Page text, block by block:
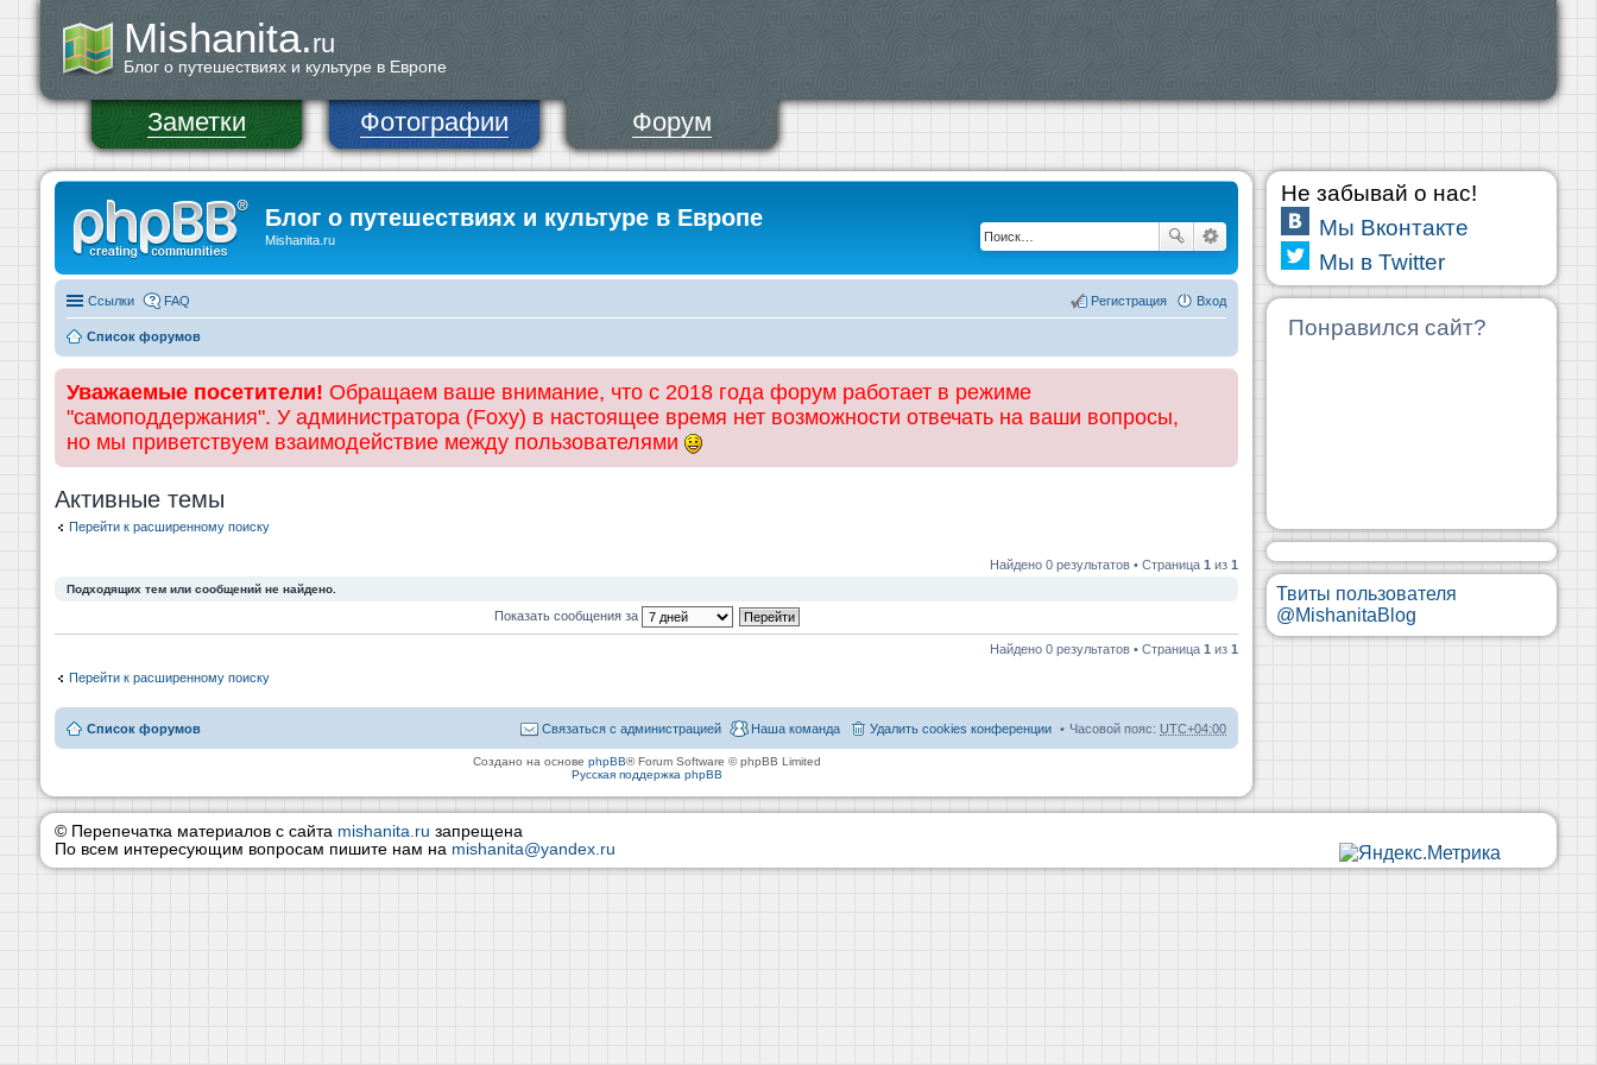
Mishanita.ru
Блог о путешествиях и культуре в Европе
Заметки Фотографии Форум
Блог о путешествиях и культуре в Европе
Mishanita.ru
Ссылки FAQ Вход
Регистрация
Список форумов
Уважаемые посетители! Обращаем ваше внимание, что с 2018 года форум работает в режиме
"самоподдержания". У администратора (Foxy) в настоящее время нет возможности отвечать на ваши вопросы,
но мы приветствуем взаимодействие между пользователями
Активные темы
Перейти к расширенному поиску
Найдено 0 результатов • Страница 1 из 1
Подходящих тем или сообщений не найдено.
Показать сообщения за
Найдено 0 результатов • Страница 1 из 1
Перейти к расширенному поиску
Список форумов Часовой пояс: UTC+04:00
Удалить cookies конференции
Наша команда
Связаться с администрацией
Создано на основе phpBB® Forum Software © phpBB Limited
Русская поддержка phpBB
Не забывай о нас!
Мы Вконтакте
Мы в Twitter
Понравился сайт?
Твиты пользователя
@MishanitaBlog
© Перепечатка материалов с сайта mishanita.ru запрещена
По всем интересующим вопросам пишите нам на mishanita@yandex.ru